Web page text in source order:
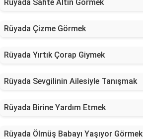
Rüyada Sahte Altın Görmek
Rüyada Çizme Görmek
Rüyada Yırtık Çorap Giymek
Rüyada Sevgilinin Ailesiyle Tanışmak
Rüyada Birine Yardım Etmek
Rüyada Ölmüş Babayı Yaşıyor Görmek